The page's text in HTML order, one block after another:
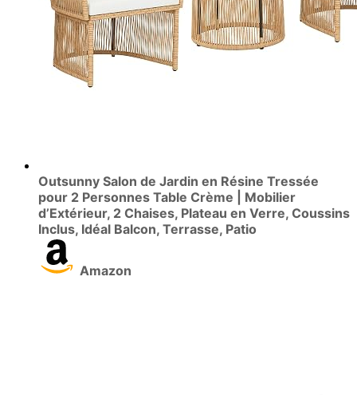
Outsunny Salon de Jardin en Résine Tressée
pour 2 Personnes Table Crème | Mobilier
d’Extérieur, 2 Chaises, Plateau en Verre, Coussins
Inclus, Idéal Balcon, Terrasse, Patio
Amazon